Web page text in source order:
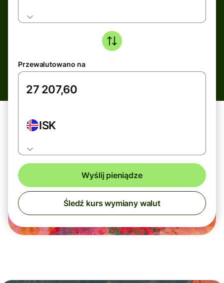
Przewalutowano na
ISK
Wyślij pieniądze
Śledź kurs wymiany walut